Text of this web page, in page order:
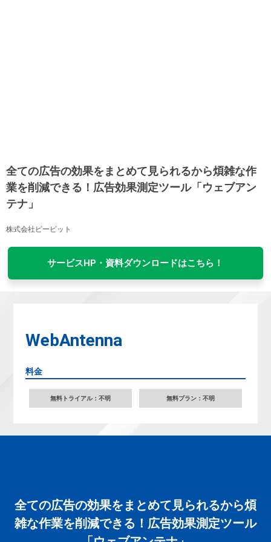
全ての広告の効果をまとめて見られるから煩雑な作
業を削減できる！広告効果測定ツール「ウェブアン
テナ」
株式会社ビービット
サービスHP・資料ダウンロードはこちら！
WebAntenna
料金
無料トライアル：不明 無料プラン：不明
全ての広告の効果をまとめて見られるから煩
雑な作業を削減できる！広告効果測定ツール